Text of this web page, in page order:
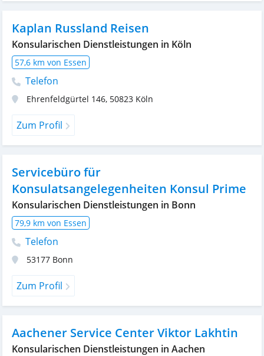
Kaplan Russland Reisen
Konsularischen Dienstleistungen in Köln
57,6 km von Essen
Telefon
Ehrenfeldgürtel 146, 50823 Köln
Zum Profil
Servicebüro für
Konsulatsangelegenheiten Konsul Prime
Konsularischen Dienstleistungen in Bonn
79,9 km von Essen
Telefon
53177 Bonn
Zum Profil
Aachener Service Center Viktor Lakhtin
Konsularischen Dienstleistungen in Aachen